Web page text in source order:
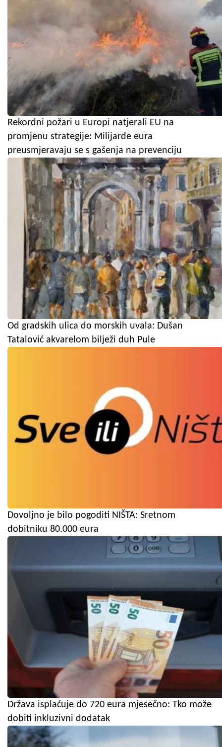
Rekordni požari u Europi natjerali EU na
promjenu strategije: Milijarde eura
preusmjeravaju se s gašenja na prevenciju
Od gradskih ulica do morskih uvala: Dušan
Tatalović akvarelom bilježi duh Pule
Dovoljno je bilo pogoditi NIŠTA: Sretnom
dobitniku 80.000 eura
Država isplaćuje do 720 eura mjesečno: Tko može
dobiti inkluzivni dodatak